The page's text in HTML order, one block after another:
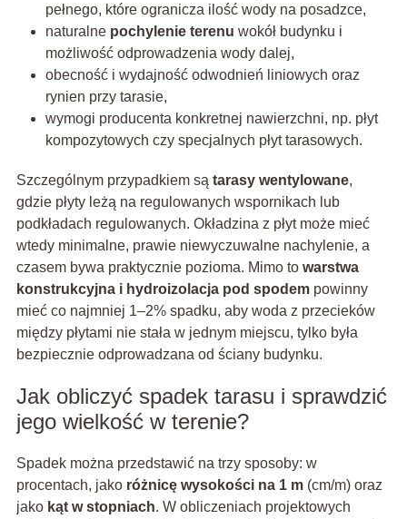
pełnego, które ogranicza ilość wody na posadzce,
naturalne pochylenie terenu wokół budynku i
możliwość odprowadzenia wody dalej,
obecność i wydajność odwodnień liniowych oraz
rynien przy tarasie,
wymogi producenta konkretnej nawierzchni, np. płyt
kompozytowych czy specjalnych płyt tarasowych.
Szczególnym przypadkiem są tarasy wentylowane,
gdzie płyty leżą na regulowanych wspornikach lub
podkładach regulowanych. Okładzina z płyt może mieć
wtedy minimalne, prawie niewyczuwalne nachylenie, a
czasem bywa praktycznie pozioma. Mimo to warstwa
konstrukcyjna i hydroizolacja pod spodempowinny
mieć co najmniej 1–2% spadku, aby woda z przecieków
między płytami nie stała w jednym miejscu, tylko była
bezpiecznie odprowadzana od ściany budynku.
Jak obliczyć spadek tarasu i sprawdzić
jego wielkość w terenie?
Spadek można przedstawić na trzy sposoby: w
procentach, jako różnicę wysokości na 1 m(cm/m) oraz
jako kąt w stopniach. W obliczeniach projektowych